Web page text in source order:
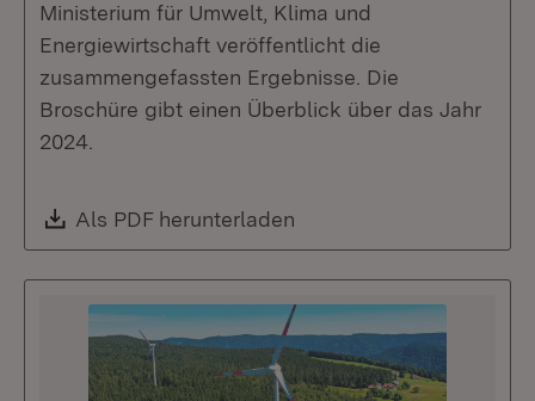
Ministerium für Umwelt, Klima und
Energiewirtschaft veröffentlicht die
zusammengefassten Ergebnisse. Die
Broschüre gibt einen Überblick über das Jahr
2024.
Download:
Als PDF herunterladen